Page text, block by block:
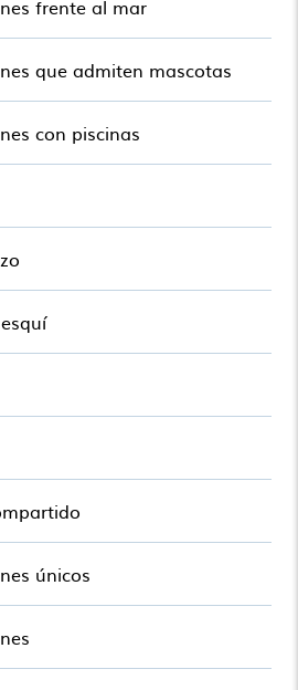
frente al mar
que admiten mascotas
con piscinas
únicos